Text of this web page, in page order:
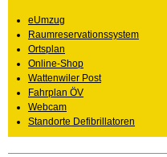
eUmzug
Raumreservationssystem
Ortsplan
Online-Shop
Wattenwiler Post
Fahrplan ÖV
Webcam
Standorte Defibrillatoren